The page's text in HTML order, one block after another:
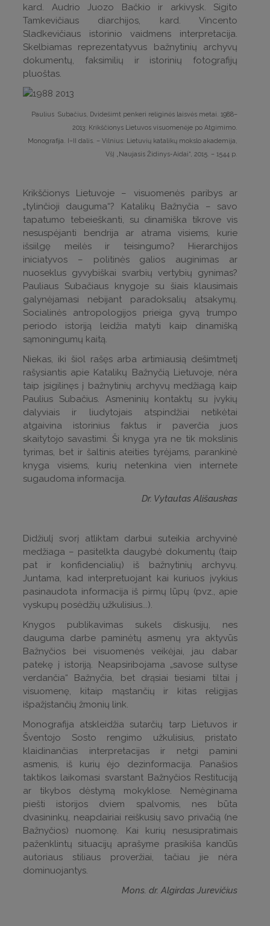
kard. Audrio Juozo Bačkio ir arkivysk. Sigito
Tamkevičiaus diarchijos, kard. Vincento
Sladkevičiaus istorinio vaidmens interpretacija.
Skelbiamas reprezentatyvus bažnytinių archyvų
dokumentų, faksimilių ir istorinių fotografijų
pluoštas.
Paulius Subačius, Dvidešimt penkeri religinės laisvės metai. 1988–
2013: Krikščionys Lietuvos visuomenėje po Atgimimo.
Monografija. I–II dalis. – Vilnius: Lietuvių katalikų mokslo akademija,
VšĮ „Naujasis Židinys-Aidai“, 2015. – 1544 p.
Krikščionys Lietuvoje – visuomenės paribys ar
„tylinčioji dauguma“? Katalikų Bažnyčia – savo
tapatumo tebeieškanti, su dinamiška tikrove vis
nesuspėjanti bendrija ar atrama visiems, kurie
išsiilgę meilės ir teisingumo? Hierarchijos
iniciatyvos – politinės galios auginimas ar
nuoseklus gyvybiškai svarbių vertybių gynimas?
Pauliaus Subačiaus knygoje su šiais klausimais
galynėjamasi nebijant paradoksalių atsakymų.
Socialinės antropologijos prieiga gyvą trumpo
periodo istoriją leidžia matyti kaip dinamišką
sąmoningumų kaitą.
Niekas, iki šiol rašęs arba artimiausią dešimtmetį
rašysiantis apie Katalikų Bažnyčią Lietuvoje, nėra
taip įsigilinęs į bažnytinių archyvų medžiagą kaip
Paulius Subačius. Asmeninių kontaktų su įvykių
dalyviais ir liudytojais atspindžiai netikėtai
atgaivina istorinius faktus ir paverčia juos
skaitytojo savastimi. Ši knyga yra ne tik mokslinis
tyrimas, bet ir šaltinis ateities tyrėjams, parankinė
knyga visiems, kurių netenkina vien internete
sugaudoma informacija.
Dr. Vytautas Ališauskas
Didžiulį svorį atliktam darbui suteikia archyvinė
medžiaga – pasitelkta daugybė dokumentų (taip
pat ir konfidencialių) iš bažnytinių archyvų.
Juntama, kad interpretuojant kai kuriuos įvykius
pasinaudota informacija iš pirmų lūpų (pvz., apie
vyskupų posėdžių užkulisius...).
Knygos publikavimas sukels diskusijų, nes
dauguma darbe paminėtų asmenų yra aktyvūs
Bažnyčios bei visuomenės veikėjai, jau dabar
patekę į istoriją. Neapsiribojama „savose sultyse
verdančia“ Bažnyčia, bet drąsiai tiesiami tiltai į
visuomenę, kitaip mąstančių ir kitas religijas
išpažįstančių žmonių link.
Monografija atskleidžia sutarčių tarp Lietuvos ir
Šventojo Sosto rengimo užkulisius, pristato
klaidinančias interpretacijas ir netgi pamini
asmenis, iš kurių ėjo dezinformacija. Panašios
taktikos laikomasi svarstant Bažnyčios Restituciją
ar tikybos dėstymą mokyklose. Nemėginama
piešti istorijos dviem spalvomis, nes būta
dvasininkų, neapdairiai reiškusių savo privačią (ne
Bažnyčios) nuomonę. Kai kurių nesusipratimais
paženklintų situacijų aprašyme prasikiša kandūs
autoriaus stiliaus proveržiai, tačiau jie nėra
dominuojantys.
Mons. dr. Algirdas Jurevičius